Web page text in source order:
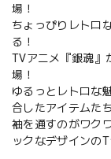
場！
ちょっぴりレトロ
る！
TVアニメ『銀魂』
場！
ゆるっとレトロな
合したアイテムた
袖を通すのがワク
ックなデザインのT